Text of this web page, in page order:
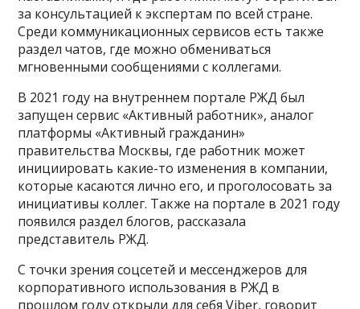
за консультацией к экспертам по всей стране.
Среди коммуникационных сервисов есть также
раздел чатов, где можно обмениваться
мгновенными сообщениями с коллегами.
В 2021 году на внутреннем портале РЖД был
запущен сервис «Активный работник», аналог
платформы «Активный гражданин»
правительства Москвы, где работник может
инициировать какие-то изменения в компании,
которые касаются лично его, и проголосовать за
инициативы коллег. Также на портале в 2021 году
появился раздел блогов, рассказала
представитель РЖД.
С точки зрения соцсетей и мессенджеров для
корпоративного использования в РЖД в
прошлом году открыли для себя Viber, говорит